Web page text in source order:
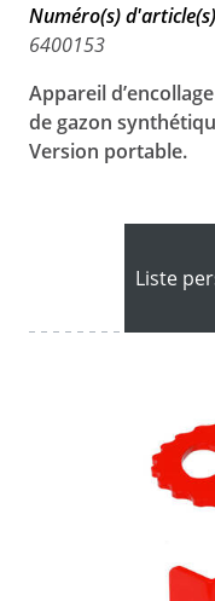
Numéro(s)
6400153
Appareil
de gazon
Version portable.
Liste